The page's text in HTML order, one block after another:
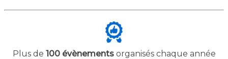
Plus de 100 évènementsorganisés chaque année